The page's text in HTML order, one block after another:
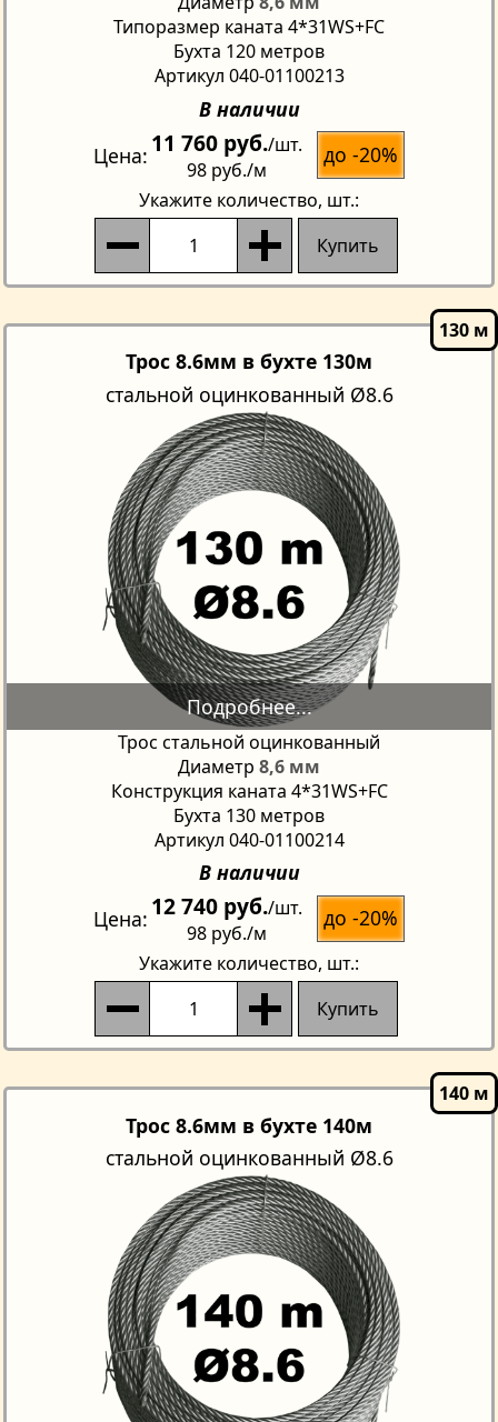
Типоразмер каната 4*31WS+FC
Бухта 120 метров
Артикул 040-01100213
В наличии
Цена 11 760 руб./шт.
98 руб./м
до -20%
Укажите количество, шт.:
Купить
Трос 8.6мм в бухте 130м
стальной оцинкованный Ø8.6
Трос стальной оцинкованный
Диаметр 8,6 мм
Конструкция каната 4*31WS+FC
Бухта 130 метров
Артикул 040-01100214
В наличии
Цена 12 740 руб./шт.
98 руб./м
до -20%
Укажите количество, шт.:
Купить
Трос 8.6мм в бухте 140м
стальной оцинкованный Ø8.6